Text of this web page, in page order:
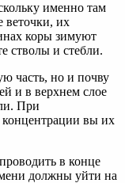
именно там
веточки, их
коры зимуют
стволы и стебли.
часть, но и почву
и в верхнем слое
При
вы их
в конце
должны уйти на